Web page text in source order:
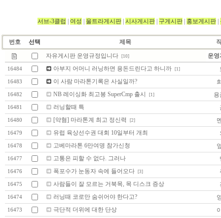
서브-3클럽 여성 울트라게시판 시사게시판 구게시판 홍보게시판
번호 선택 제목
자유게시판 운영규정입니다
[10] 운
16484 아부지 어머니 러닝하면 용돈드린다고 하니까 [1]
16483 이 사람 마라톤기록은 사실일까?
16482 NB 레이싱화 최고봉 SuperCmp 출시 [1] 용
16481 러닝할때 특
16480 [약혐] 마라톤계 최고 정신력 [2]
16479 유럽 육상선수권 대회 10일부터 개최
16478 고베마라톤 6만여명 참가신청
16477 고통은 피할 수 없다. 그러나
16476 폭포수가 눈동자 속에 들어오다 [3]
16475 사람들이 잘 모르는 거북목, 목 디스크 증상
16474 러닝때 코로만 숨쉬어야 한다고?
16473 극단적 더위에 대한 단상